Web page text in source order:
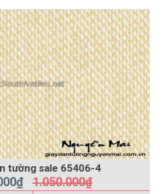
tường sale 65406-4
1.050.000₫